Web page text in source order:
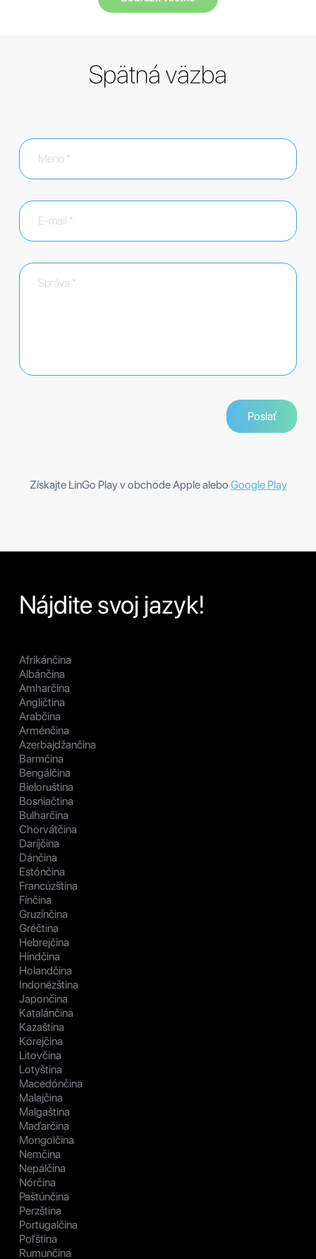
Spätná väzba
Získajte LinGo Play v obchode Apple alebo Google Play
Nájdite svoj jazyk!
Afrikánčina
Albánčina
Amharčina
Angličtina
Arabčina
Arménčina
Azerbajdžančina
Barmčina
Bengálčina
Bieloruština
Bosniačtina
Bulharčina
Chorvátčina
Daríjčina
Dánčina
Estónčina
Francúzština
Fínčina
Gruzínčina
Gréčtina
Hebrejčina
Hindčina
Holandčina
Indonézština
Japončina
Katalánčina
Kazaština
Kórejčina
Litovčina
Lotyština
Macedónčina
Malajčina
Malgaština
Maďarčina
Mongolčina
Nemčina
Nepálčina
Nórčina
Paštúnčina
Perzština
Portugalčina
Poľština
Rumunčina